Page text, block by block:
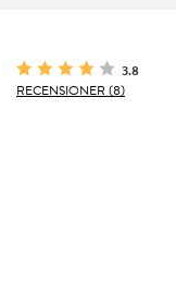
3.8
RECENSIONER (8)